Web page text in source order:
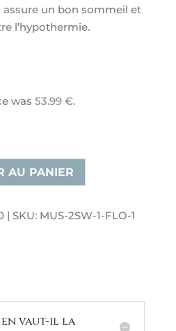
un bon sommeil et
l’hypothermie.
was 53.99 €.
AU PANIER
| SKU: MUS-2SW-1-FLO-1
vaut-il la